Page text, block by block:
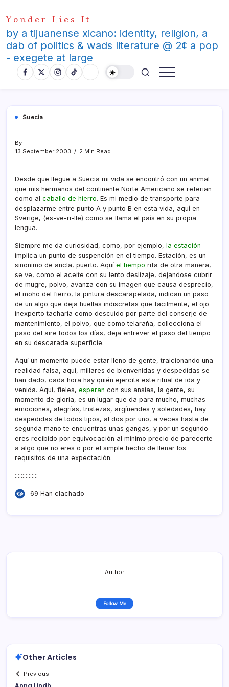
to
content
Yonder Lies It
by a tijuanense xicano: identity, religion, a
dab of politics & wads literature @ 2¢ a pop
- exegete at large
Suecia
By
13 September 2003
2 Min Read
Desde que llegue a Suecia mi vida se encontró con un animal
que mis hermanos del continente Norte Americano se referian
como al caballo de hierro. Es mi medio de transporte para
desplazarme entre punto A y punto B en esta vida, aquí­ en
Sverige, (es-ve-ri-lle) como se llama el paí­s en su propia
lengua.
Siempre me da curiosidad, como, por ejemplo, la estación
implica un punto de suspención en el tiempo. Estación, es un
sinonimo de ancla, puerto. Aquí­ el tiempo rifa de otra manera,
se ve, como el aceite con su lento deslizaje, dejandose cubrir
de mugre, polvo, avanza con su imagen que causa desprecio,
el moho del fierro, la pintura descarapelada, indican un paso
de un algo que deja huellas indiscretas que facilmente, el ojo
inexperto tacharí­a como descuido por parte del conserje de
mantenimiento, el polvo, que como telaraña, collecciona el
paso del aire todos los dí­as, deja entrever el paso del tiempo
en su descarada superficie.
Aquí­ un momento puede estar lleno de gente, traicionando una
realidad falsa, aquí­, millares de bienvenidas y despedidas se
han dado, cada hora hay quién ejercita este ritual de ida y
venida. Aquí­, fieles, esperan con sus ansí­as, la gente, su
momento de gloria, es un lugar que da para mucho, muchas
emociones, alegrí­as, tristezas, argíüendes y soledades, hay
despedidas de todos tipos, al dos por uno, a veces hasta de
segunda mano te encuentras unas gangas, y por un segundo
eres recibido por equivocación al mí­nimo precio de parecerte
a algo que no eres o por el simple hecho de llenar los
requisitos de una expectación.
:::::::::::::::
69 Han clachado
Author
Follow Me
Other Articles
Previous